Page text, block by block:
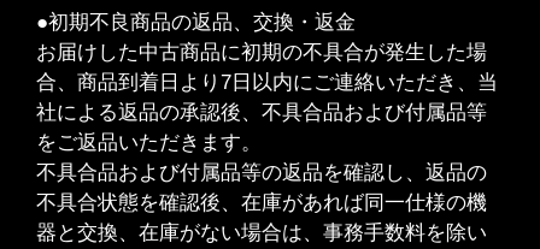
●初期不良商品の返品、交換・返金
お届けした中古商品に初期の不具合が発生した場
合、商品到着日より7日以内にご連絡いただき、当
社による返品の承認後、不具合品および付属品等
をご返品いただきます。
不具合品および付属品等の返品を確認し、返品の
不具合状態を確認後、在庫があれば同一仕様の機
器と交換、在庫がない場合は、事務手数料を除い